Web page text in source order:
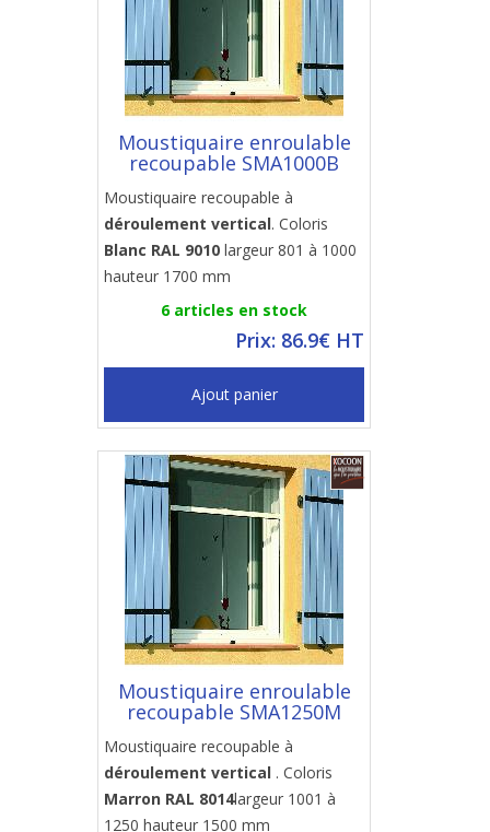
Moustiquaire enroulable
recoupable SMA1000B
Moustiquaire recoupable à
déroulement vertical. Coloris
Blanc RAL 9010 largeur 801 à 1000
hauteur 1700 mm
6 articles en stock
Prix: 86.9€ HT
Ajout panier
Moustiquaire enroulable
recoupable SMA1250M
Moustiquaire recoupable à
déroulement vertical . Coloris
Marron RAL 8014largeur 1001 à
1250 hauteur 1500 mm